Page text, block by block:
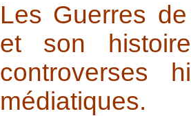
Les Guerres
et son
controverses
médiatiques.